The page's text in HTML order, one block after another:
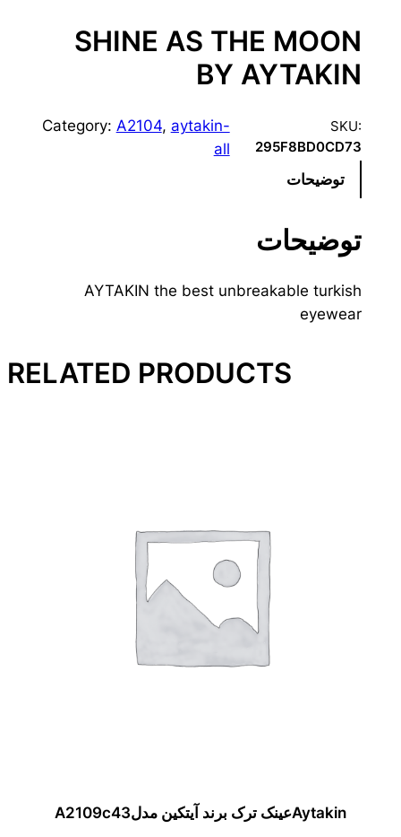
SHINE AS THE MOON
BY AYTAKIN
SKU:
295F8BD0CD73
Category: A2104, aytakin-
all
توضیحات
توضیحات
AYTAKIN the best unbreakable turkish
eyewear
RELATED PRODUCTS
Aytakinعینک ترک برند آیتکین مدلA2109c43